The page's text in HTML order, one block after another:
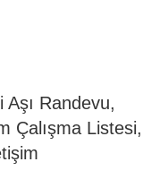
Randevu,
Çalışma Listesi,